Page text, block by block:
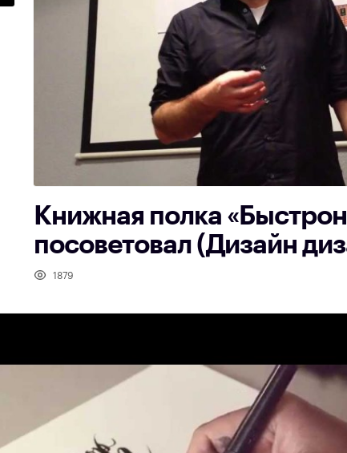
Книжная полка
посоветовал (Дизайн
1879